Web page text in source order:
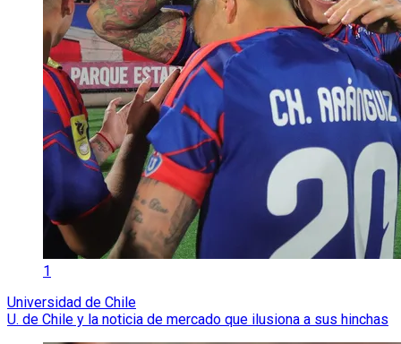
1
Universidad de Chile
U. de Chile y la noticia de mercado que ilusiona a sus hinchas